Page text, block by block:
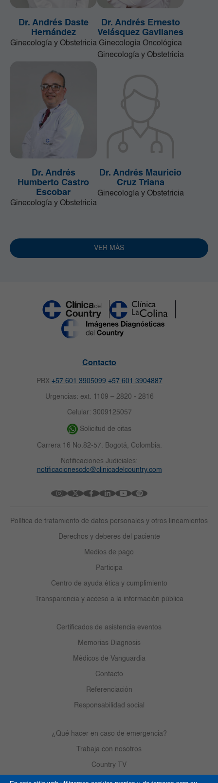
Dr. Andrés Daste
Hernández
Ginecología y Obstetricia
Dr. Andrés Ernesto
Velásquez Gavilanes
Ginecología Oncológica
Ginecología y Obstetricia
Dr. Andrés
Humberto Castro
Escobar
Ginecología y Obstetricia
Dr. Andrés Mauricio
Cruz Triana
Ginecología y Obstetricia
VER MÁS
Contacto
PBX +57 601 3905099 +57 601 3904887
Urgencias: ext. 1109 – 2820 - 2816
Celular: 3009125057
Solicitud de citas
Carrera 16 No.82-57. Bogotá, Colombia.
Notificaciones Judiciales:
notificacionescdc@clinicadelcountry.com
Política de tratamiento de datos personales y otros lineamientos
Derechos y deberes del paciente
Medios de pago
Participa
Centro de ayuda ética y cumplimiento
Transparencia y acceso a la información pública
Certificados de asistencia eventos
Memorias Diagnosis
Médicos de Vanguardia
Contacto
Referenciación
Responsabilidad social
¿Qué hacer en caso de emergencia?
Trabaja con nosotros
Country TV